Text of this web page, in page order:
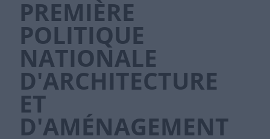
PREMIÈRE
POLITIQUE
NATIONALE
D'ARCHITECTURE
ET
D'AMÉNAGEMENT